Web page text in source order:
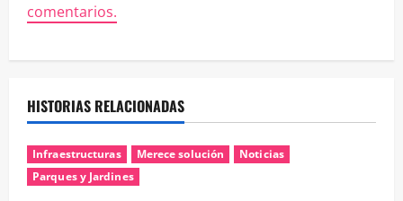
comentarios.
HISTORIAS RELACIONADAS
Infraestructuras Merece solución
Noticias
Parques y Jardines